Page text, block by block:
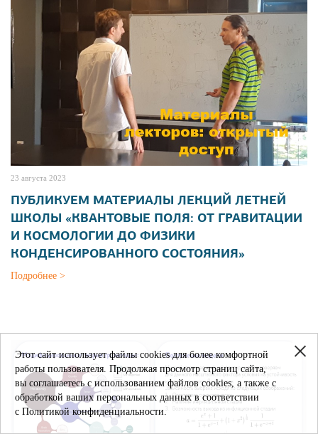
23 августа 2023
ПУБЛИКУЕМ МАТЕРИАЛЫ ЛЕКЦИЙ ЛЕТНЕЙ
ШКОЛЫ «КВАНТОВЫЕ ПОЛЯ: ОТ ГРАВИТАЦИИ
И КОСМОЛОГИИ ДО ФИЗИКИ
КОНДЕНСИРОВАННОГО СОСТОЯНИЯ»
Подробнее >
Этот сайт использует файлы cookies для более комфортной
работы пользователя. Продолжая просмотр страниц сайта,
вы соглашаетесь с использованием файлов cookies, а также с
обработкой ваших персональных данных в соответствии
с Политикой конфиденциальности.